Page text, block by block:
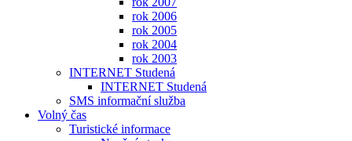
rok 2006
rok 2005
rok 2004
rok 2003
INTERNET Studená
INTERNET Studená
SMS informační služba
Volný čas
Turistické informace